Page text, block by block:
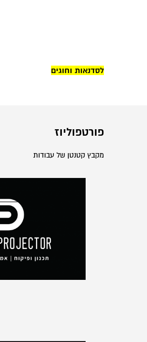
לסדנאות וחוגים
פורטפוליוז
מקבץ קטנטן של עבודות